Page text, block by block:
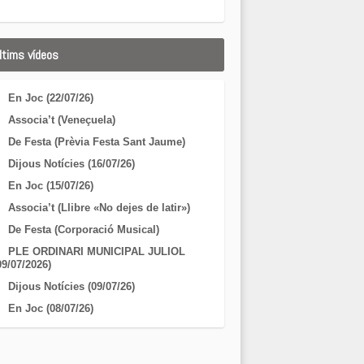
vídeos
En Joc (22/07/26)
Associa’t (Veneçuela)
De Festa (Prèvia Festa Sant Jaume)
Dijous Notícies (16/07/26)
En Joc (15/07/26)
Associa’t (Llibre «No dejes de latir»)
De Festa (Corporació Musical)
PLE ORDINARI MUNICIPAL JULIOL
07/2026)
Dijous Notícies (09/07/26)
En Joc (08/07/26)